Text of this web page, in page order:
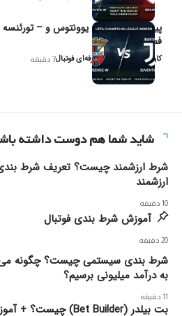
پیش‌بینی و تحلیل یوونتوس و – تورئنسه و
فصل ۲۰۲۶
کاوه نیک‌فر، تحلیل‌گر حرفه‌ای فوتبال7 دقیقه
شاید شما هم دوست داشته
شرط ارزشمند چیست؟ تعریف شرط
ارزشمند
10 دقیقه
آموزش شرط بندی فوتبال
20 دقیقه
شرط بندی سیستمی چیست؟ چگونه
به درآمد میلیونی برسیم؟
11 دقیقه
بت بیلدر (Bet Builder) چیست؟ + آموزش نحوه استفاده